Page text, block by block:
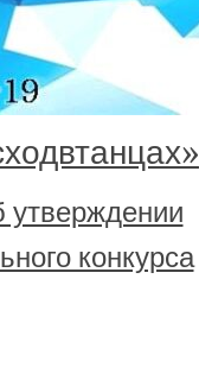
утверждении
конкурса